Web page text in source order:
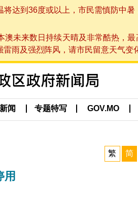
达到36度或以上，市民需慎防中
未来数日持续天晴及非常酷热，
雨及强烈阵风，请市民留意天气
闻 专题特写 GOV.MO
繁 简
用